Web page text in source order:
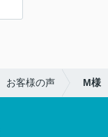
お客様の声 M様